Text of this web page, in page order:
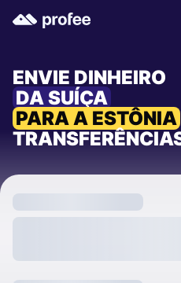
ENVIE DINHEIRO
DA SUÍÇA
PARA A ESTÔNIA